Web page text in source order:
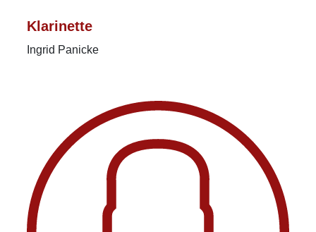
Klarinette
Ingrid Panicke